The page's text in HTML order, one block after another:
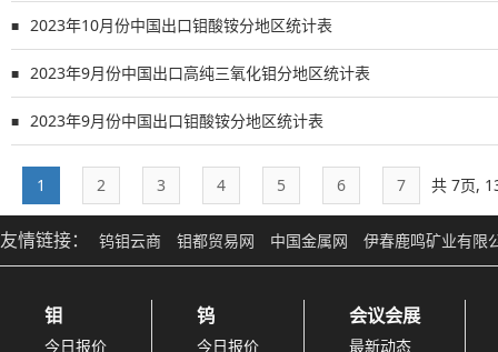
■ 2023年10月份中国出口钼酸铵分地区统计表
■ 2023年9月份中国出口高纯三氧化钼分地区统计表
■ 2023年9月份中国出口钼酸铵分地区统计表
1 2 3 4 5 6 7 共 7页,
友情链接： 钨钼云商 钼都贸易网 中国金属网 伊春鹿鸣矿业有限
钼
今日报价
钨
今日报价
会议会展
最新动态